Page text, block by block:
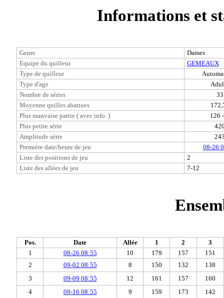
Informations et
Genre
Dames
Equipe du quilleur
GEMEAUX
Type de quilleur
Type d'age
Nombre de séries
33
Moyenne quilles abattues
Plus mauvaise partie ( avec info. )
126
Plus petite série
Amplitude série
Première date/heure de jeu
08-26
Liste des positions de jeu
2
Liste des allées de jeu
7-12
Pos. Date Allée 1 2
3
1
08-26 08:55 10 179 157
151
2
09-02 08:55 8 150 132
138
3
09-09 08:55 12 161 157
160
4
09-16 08:55 9 159 173
142